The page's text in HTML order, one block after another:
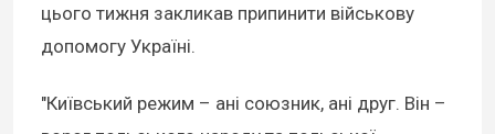
цього тижня закликав припинити військову
допомогу Україні.
"Київський режим – ані союзник, ані друг. Він –